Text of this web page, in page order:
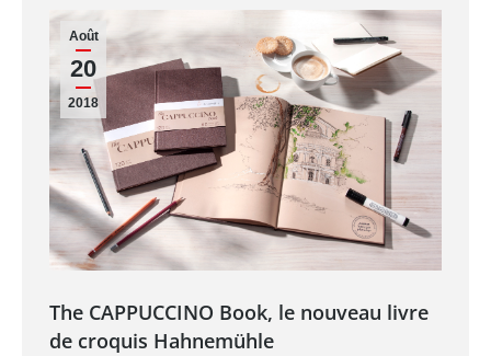
Août
20
2018
The CAPPUCCINO Book, le nouveau livre
de croquis Hahnemühle